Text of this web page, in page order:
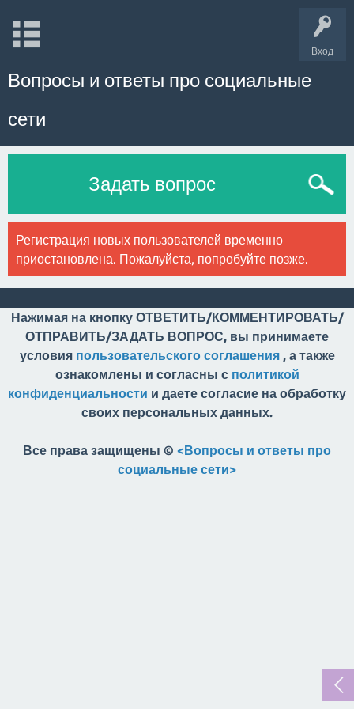
Вход
Вопросы и ответы про социальные
сети
Задать вопрос
Регистрация новых пользователей временно
приостановлена. Пожалуйста, попробуйте позже.
Нажимая на кнопку ОТВЕТИТЬ/КОММЕНТИРОВАТЬ/
ОТПРАВИТЬ/ЗАДАТЬ ВОПРОС, вы принимаете
условия пользовательского соглашения, а также
ознакомлены и согласны с политикой
конфиденциальности и даете согласие на обработку
своих персональных данных.
Все права защищены © <Вопросы и ответы про
социальные сети>